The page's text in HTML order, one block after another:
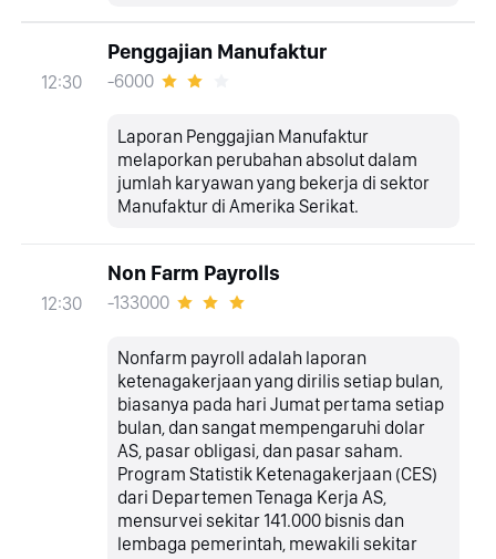
12:30
Penggajian Manufaktur
-6000
Laporan Penggajian Manufaktur
melaporkan perubahan absolut dalam
jumlah karyawan yang bekerja di sektor
Manufaktur di Amerika Serikat.
12:30
Non Farm Payrolls
-133000
Nonfarm payroll adalah laporan
ketenagakerjaan yang dirilis setiap bulan,
biasanya pada hari Jumat pertama setiap
bulan, dan sangat mempengaruhi dolar
AS, pasar obligasi, dan pasar saham.
Program Statistik Ketenagakerjaan (CES)
dari Departemen Tenaga Kerja AS,
mensurvei sekitar 141.000 bisnis dan
lembaga pemerintah, mewakili sekitar